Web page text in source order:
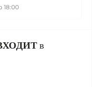
18:00
в